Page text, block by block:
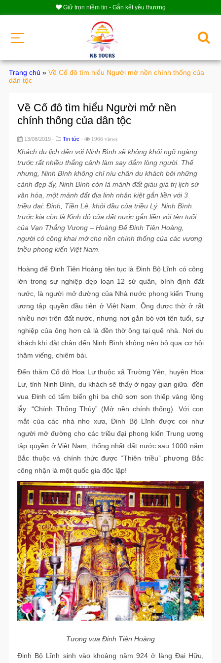
Giữ trọn niềm tin - Gắn kết yêu thương
Trang chủ » Về Cố đô tìm hiểu Người mở nền chính thống của
dân tộc
Về Cố đô tìm hiểu Người mở nền
chính thống của dân tộc
13/08/2019 - Tin tức - 1966 views
Khách du lịch đến với Ninh Bình sẽ không khỏi ngỡ ngàng
trước rất nhiều thắng cảnh làm say đắm lòng người. Thế
nhưng, Ninh Bình không chỉ níu chân du khách bởi những
cảnh đẹp ấy, Ninh Bình còn là mảnh đất giàu giá trị lịch sử
văn hóa, một mảnh đất địa linh nhân kiệt gắn liền với 3
triều đại: Đinh, Tiền Lê, khởi đầu của triều Lý. Ninh Bình
trước kia còn là Kinh đô của đất nước gắn liền với tên tuổi
của Vạn Thắng Vương – Hoàng Đế Đinh Tiên Hoàng,
người có công khai mở cho nền chính thống của các vương
triều phong kiến Việt Nam.
Hoàng đế Đinh Tiên Hoàng tên tục là Đinh Bộ Lĩnh có công
lớn trong sự nghiệp dẹp loạn 12 sứ quân, bình định đất
nước, là người mở đường của Nhà nước phong kiến Trung
ương tập quyền đầu tiên ở Việt Nam. Ông được thờ ở rất
nhiều nơi trên đất nước, nhưng nơi gắn bó với tên tuổi, sự
nghiệp của ông hơn cả là đền thờ ông tại quê nhà. Nơi du
khách khi đặt chân đến Ninh Bình không nên bỏ qua cơ hội
thăm viếng, chiêm bái.
Đến thăm Cố đô Hoa Lư thuộc xã Trường Yên, huyện Hoa
Lư, tỉnh Ninh Bình, du khách sẽ thấy ở ngay gian giữa đền
vua Đinh có tấm biển ghi ba chữ sơn son thiếp vàng lộng
lẫy: “Chính Thống Thủy” (Mở nền chính thống). Với con
mắt của các nhà nho xưa, Đinh Bộ Lĩnh được coi như
người mở đường cho các triều đại phong kiến Trung ương
tập quyền ở Việt Nam, thống nhất đất nước sau 1000 năm
Bắc thuộc và chính thức được “Thiên triều” phương Bắc
công nhận là một quốc gia độc lập!
Tượng vua Đinh Tiên Hoàng
Đinh Bộ Lĩnh sinh vào khoảng năm 924 ở làng Đại Hữu,